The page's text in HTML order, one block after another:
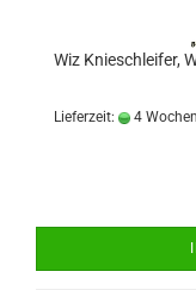
Wiz Knieschleifer,
Lieferzeit: 4 Wochen